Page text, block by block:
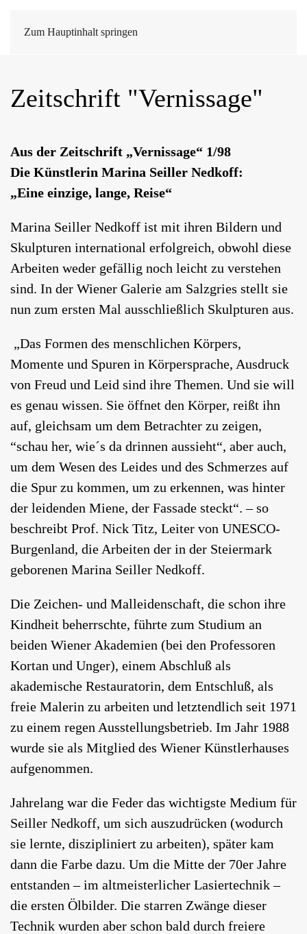
Zum Hauptinhalt springen
Zeitschrift "Vernissage"
Aus der Zeitschrift „Vernissage“ 1/98
Die Künstlerin Marina Seiller Nedkoff:
„Eine einzige, lange, Reise“
Marina Seiller Nedkoff ist mit ihren Bildern und
Skulpturen international erfolgreich, obwohl diese
Arbeiten weder gefällig noch leicht zu verstehen
sind. In der Wiener Galerie am Salzgries stellt sie
nun zum ersten Mal ausschließlich Skulpturen aus.
„Das Formen des menschlichen Körpers,
Momente und Spuren in Körpersprache, Ausdruck
von Freud und Leid sind ihre Themen. Und sie will
es genau wissen. Sie öffnet den Körper, reißt ihn
auf, gleichsam um dem Betrachter zu zeigen,
“schau her, wie´s da drinnen aussieht“, aber auch,
um dem Wesen des Leides und des Schmerzes auf
die Spur zu kommen, um zu erkennen, was hinter
der leidenden Miene, der Fassade steckt“. – so
beschreibt Prof. Nick Titz, Leiter von UNESCO-
Burgenland, die Arbeiten der in der Steiermark
geborenen Marina Seiller Nedkoff.
Die Zeichen- und Malleidenschaft, die schon ihre
Kindheit beherrschte, führte zum Studium an
beiden Wiener Akademien (bei den Professoren
Kortan und Unger), einem Abschluß als
akademische Restauratorin, dem Entschluß, als
freie Malerin zu arbeiten und letztendlich seit 1971
zu einem regen Ausstellungsbetrieb. Im Jahr 1988
wurde sie als Mitglied des Wiener Künstlerhauses
aufgenommen.
Jahrelang war die Feder das wichtigste Medium für
Seiller Nedkoff, um sich auszudrücken (wodurch
sie lernte, diszipliniert zu arbeiten), später kam
dann die Farbe dazu. Um die Mitte der 70er Jahre
entstanden – im altmeisterlicher Lasiertechnik –
die ersten Ölbilder. Die starren Zwänge dieser
Technik wurden aber schon bald durch freiere